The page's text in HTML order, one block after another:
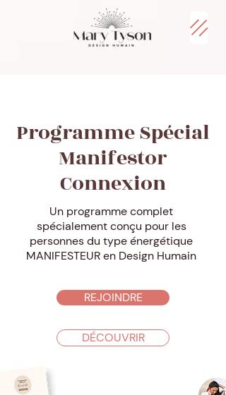
Programme Spécial
Manifestor
Connexion
Un programme complet
spécialement conçu pour les
personnes du type énergétique
MANIFESTEUR en Design Humain
REJOINDRE
DÉCOUVRIR